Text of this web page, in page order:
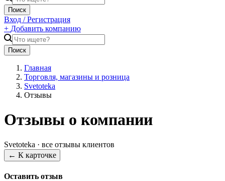
Поиск
Вход / Регистрация
+ Добавить компанию
Поиск
Главная
Торговля, магазины и розница
Svetoteka
Отзывы
Отзывы о компании
Svetoteka · все отзывы клиентов
← К карточке
Оставить отзыв